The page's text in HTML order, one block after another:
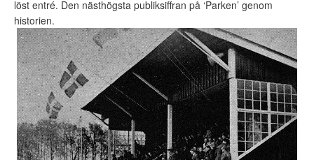
löst entré. Den nästhögsta publiksiffran på ‘Parken’ genom
historien.